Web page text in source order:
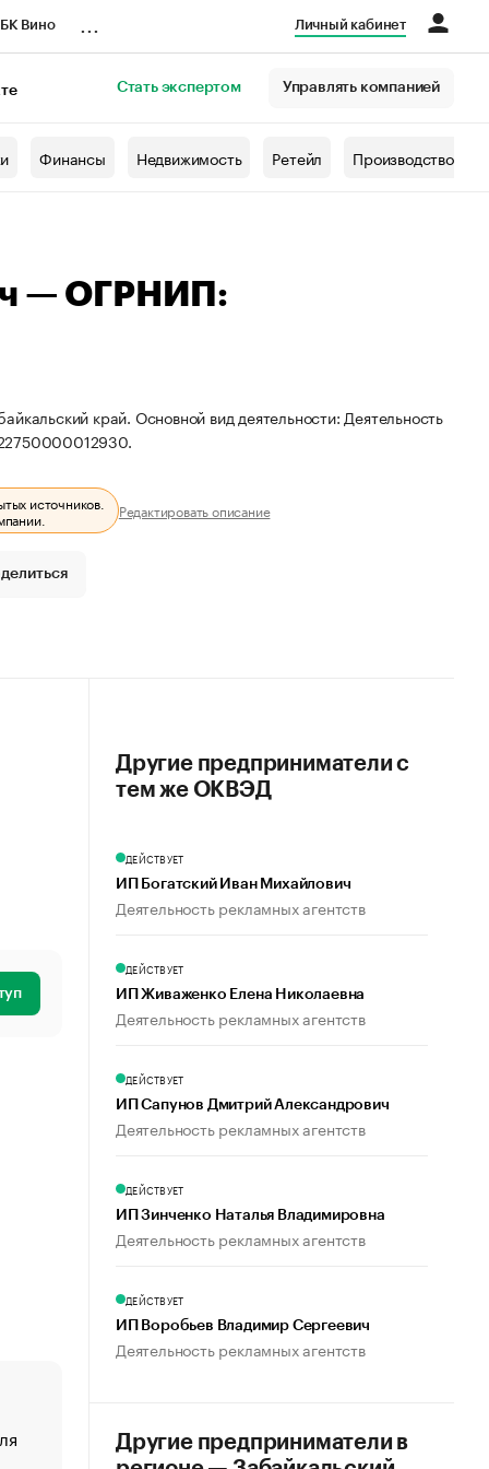
Вино Личный кабинет
Стать экспертом Управлять компанией
Финансы Недвижимость Ретейл Производство
— ОГРНИП:
край. Основной вид деятельности: Деятельность
источников.
Редактировать описание
«От спорта тело стареет иначе». Как живет глава
создавшей GTA
Другие предприниматели с
тем же ОКВЭД
ДЕЙСТВУЕТ
ИП Богатский Иван Михайлович
Деятельность рекламных агентств
ДЕЙСТВУЕТ
ИП Живаженко Елена Николаевна
Деятельность рекламных агентств
ДЕЙСТВУЕТ
ИП Сапунов Дмитрий Александрович
Деятельность рекламных агентств
ДЕЙСТВУЕТ
ИП Зинченко Наталья Владимировна
Деятельность рекламных агентств
ДЕЙСТВУЕТ
ИП Воробьев Владимир Сергеевич
Деятельность рекламных агентств
Другие предприниматели в